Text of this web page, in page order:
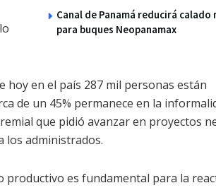
Canal de Panamá reducirá calado
para buques Neopanamax
hoy en el país 287 mil personas están
de un 45% permanece en la
que pidió avanzar en proyectos
los administrados.
productivo es fundamental para la